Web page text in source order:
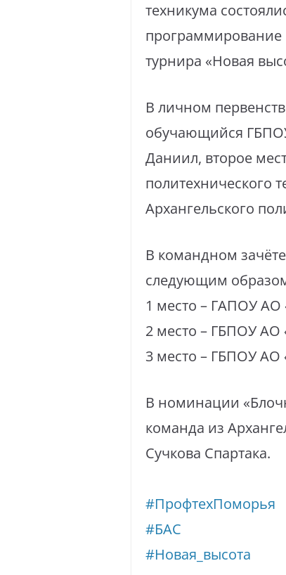
техникума
программирование
турнира «Новая
В личном
обучающийся ГБПОУ
Даниил, второе
политехнического
Архангельского
В командном
следующим
1 место – ГАПОУ АО
2 место – ГБПОУ АО
3 место – ГБПОУ АО
В номинации
команда из
Сучкова Спартака.
#ПрофтехПоморья
#БАС
#Новая_высота